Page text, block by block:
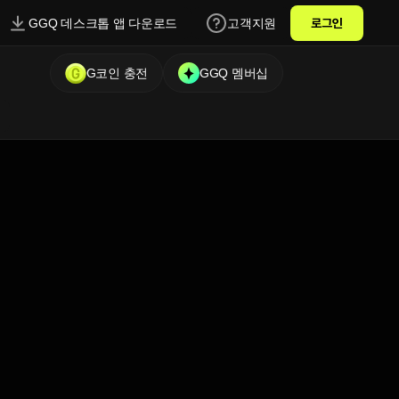
GGQ 데스크톱 앱 다운로드 고객지원 로그인
G코인 충전 GGQ 멤버십